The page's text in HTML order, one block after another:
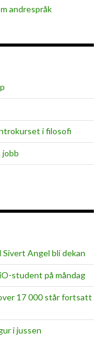
andrespråk
i filosofi
jobb
Sivert Angel bli dekan
student på måndag
17 000 står fortsatt
i jussen